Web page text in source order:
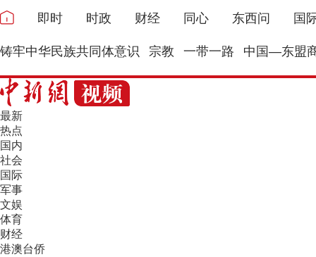
即时 时政 财经 同心 东西问 国
铸牢中华民族共同体意识 宗教 一带一路 中国—东盟
最新
热点
国内
社会
国际
军事
文娱
体育
财经
港澳台侨